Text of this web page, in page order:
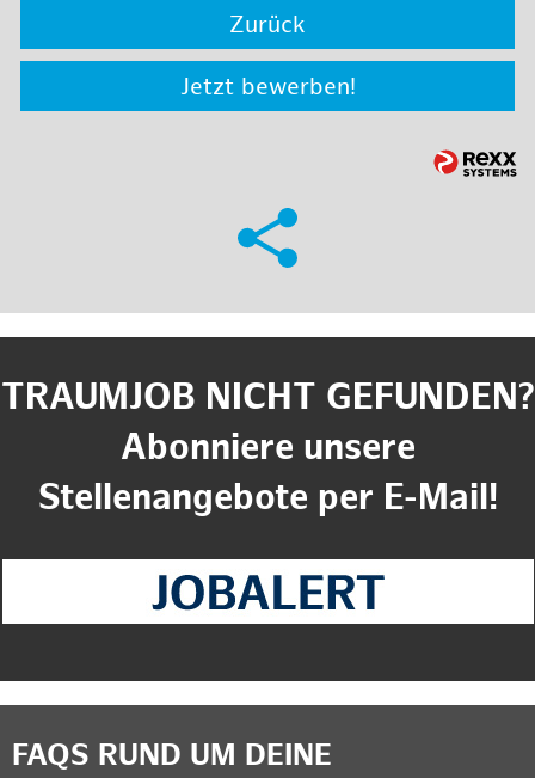
Zurück
Jetzt bewerben!
TRAUMJOB NICHT GEFUNDEN?
Abonniere unsere
Stellenangebote per E-Mail!
FAQS RUND UM DEINE